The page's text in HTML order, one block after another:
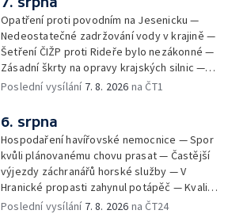
Opatření proti povodním na Jesenicku —
Nedeostatečné zadržování vody v krajině —
Šetření ČIŽP proti Rideře bylo nezákonné —
Zásadní škrty na opravy krajských silnic —
Zásadní škrty na opravy krajských silnic —
covidem — Úhyny ryb kvůli vysokým
teplotám — Problémy se zásobování vodou
v MS kraji nehrozí — testováním na
západonilskou horečku — Den židovských
památek
Poslední vysílání 7. 8. 2026 na ČT1
6. srpna
Hospodaření havířovské nemocnice — Spor
kvůli plánovanému chovu prasat — Častější
výjezdy záchranářů horské služby — V
Hranické propasti zahynul potápěč — Kvalita
vody ke koupání — Zavlažování zeleniny v
Poslední vysílání 7. 8. 2026 na ČT24